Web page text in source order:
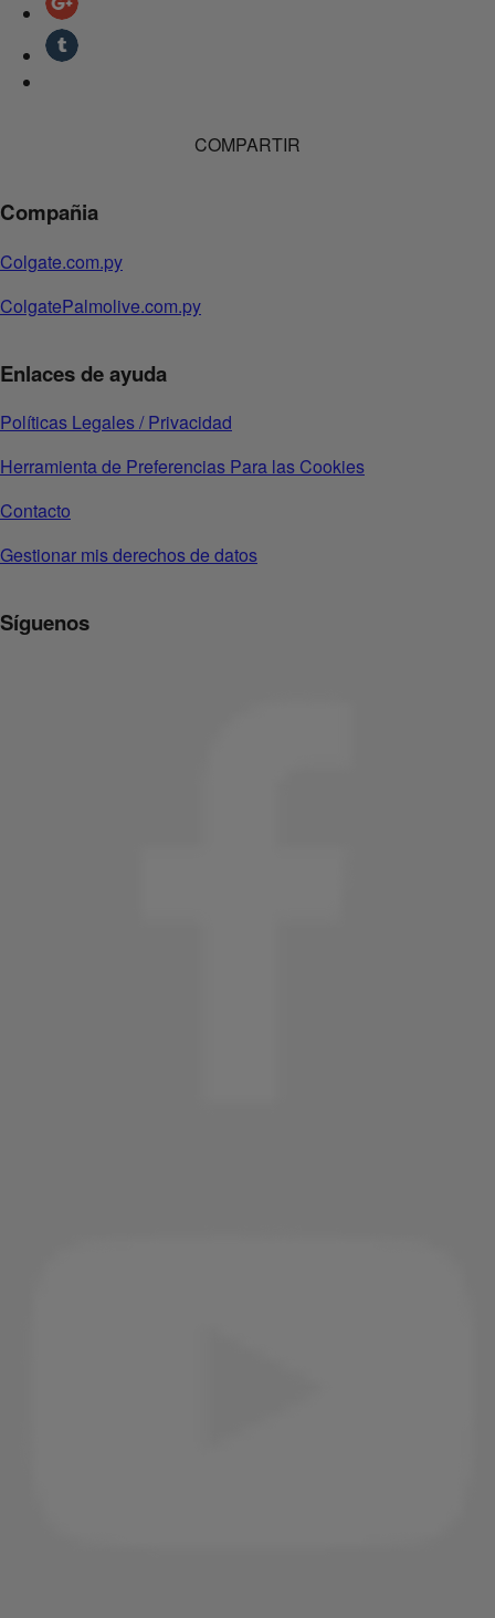
COMPARTIR
Compañia
Colgate.com.py
ColgatePalmolive.com.py
Enlaces de ayuda
Políticas Legales / Privacidad
Herramienta de Preferencias Para las Cookies
Contacto
Gestionar mis derechos de datos
Síguenos